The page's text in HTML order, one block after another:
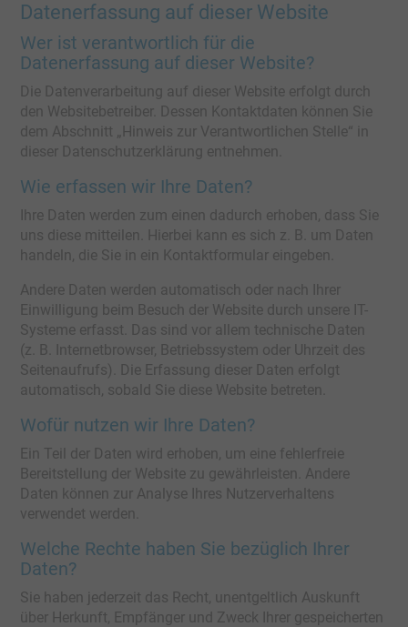
Datenerfassung auf dieser Website
Wer ist verantwortlich für die
Datenerfassung auf dieser Website?
Die Datenverarbeitung auf dieser Website erfolgt durch
den Websitebetreiber. Dessen Kontaktdaten können Sie
dem Abschnitt „Hinweis zur Verantwortlichen Stelle“ in
dieser Datenschutzerklärung entnehmen.
Wie erfassen wir Ihre Daten?
Ihre Daten werden zum einen dadurch erhoben, dass Sie
uns diese mitteilen. Hierbei kann es sich z. B. um Daten
handeln, die Sie in ein Kontaktformular eingeben.
Andere Daten werden automatisch oder nach Ihrer
Einwilligung beim Besuch der Website durch unsere IT-
Systeme erfasst. Das sind vor allem technische Daten
(z. B. Internetbrowser, Betriebssystem oder Uhrzeit des
Seitenaufrufs). Die Erfassung dieser Daten erfolgt
automatisch, sobald Sie diese Website betreten.
Wofür nutzen wir Ihre Daten?
Ein Teil der Daten wird erhoben, um eine fehlerfreie
Bereitstellung der Website zu gewährleisten. Andere
Daten können zur Analyse Ihres Nutzerverhaltens
verwendet werden.
Welche Rechte haben Sie bezüglich Ihrer
Daten?
Sie haben jederzeit das Recht, unentgeltlich Auskunft
über Herkunft, Empfänger und Zweck Ihrer gespeicherten